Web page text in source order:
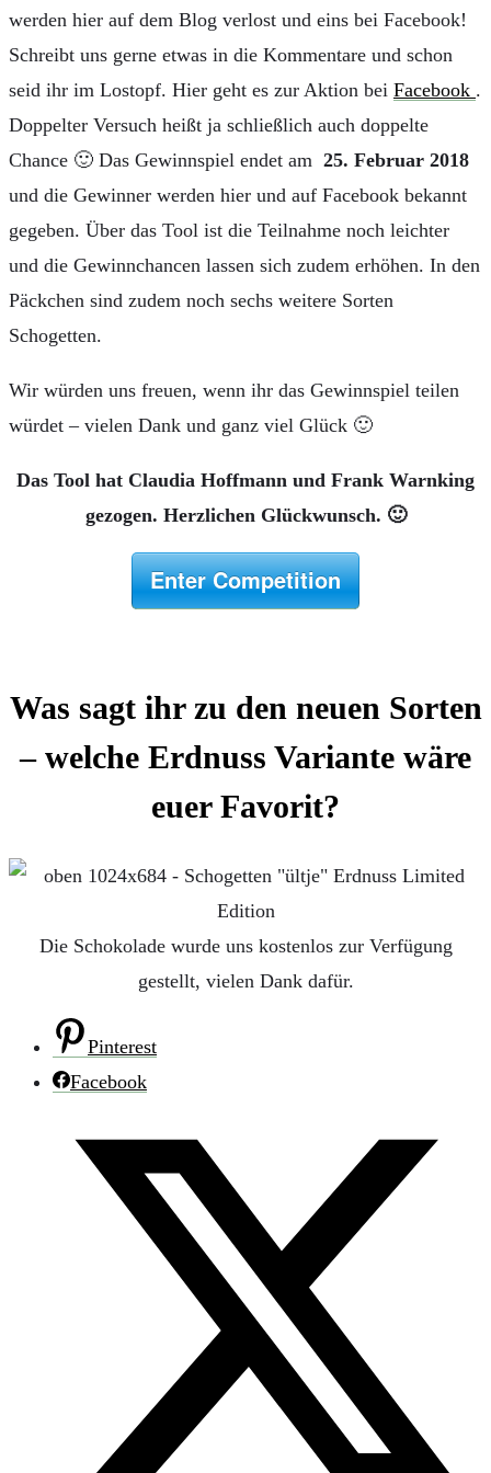
werden hier auf dem Blog verlost und eins bei Facebook!
Schreibt uns gerne etwas in die Kommentare und schon
seid ihr im Lostopf. Hier geht es zur Aktion bei Facebook .
Doppelter Versuch heißt ja schließlich auch doppelte
Chance 🙂 Das Gewinnspiel endet am 25. Februar 2018
und die Gewinner werden hier und auf Facebook bekannt
gegeben. Über das Tool ist die Teilnahme noch leichter
und die Gewinnchancen lassen sich zudem erhöhen. In den
Päckchen sind zudem noch sechs weitere Sorten
Schogetten.
Wir würden uns freuen, wenn ihr das Gewinnspiel teilen
würdet – vielen Dank und ganz viel Glück 🙂
Das Tool hat Claudia Hoffmann und Frank Warnking
gezogen. Herzlichen Glückwunsch. 🙂
Enter Competition
Was sagt ihr zu den neuen Sorten
– welche Erdnuss Variante wäre
euer Favorit?
Die Schokolade wurde uns kostenlos zur Verfügung
gestellt, vielen Dank dafür.
Pinterest
Facebook